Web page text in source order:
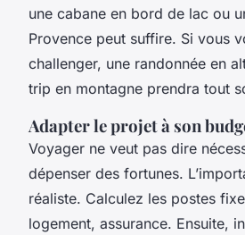
une cabane en bord de lac ou
Provence peut suffire. Si vous
challenger, une randonnée en
trip en montagne prendra tout
Adapter le projet à son
Voyager ne veut pas dire
dépenser des fortunes.
réaliste. Calculez les postes
logement, assurance. Ensuite,